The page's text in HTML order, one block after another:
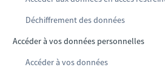
Déchiffrement des données
Accéder à vos données personnelles
Accéder à vos données